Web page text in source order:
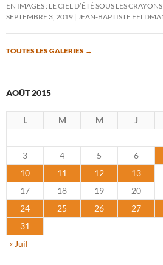
EN IMAGES : LE CIEL D’ÉTÉ SOUS LES
SEPTEMBRE 3, 2019
JEAN-BAPTISTE
TOUTES LES GALERIES →
AOÛT 2015
L M M J
3
4 5 6
10
11 12 13
17
18 19 20
24
25 26 27
31
« Juil